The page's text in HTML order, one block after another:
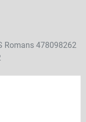
Romans 478098262